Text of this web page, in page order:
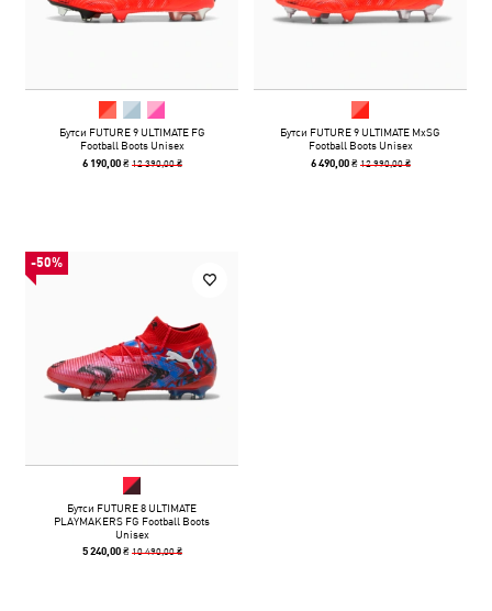
Бутси FUTURE 9 ULTIMATE FG
Football Boots Unisex
6 190,00 ₴ 12 390,00 ₴
Бутси FUTURE 9 ULTIMATE MxSG
Football Boots Unisex
6 490,00 ₴ 12 990,00 ₴
-50%
Бутси FUTURE 8 ULTIMATE
PLAYMAKERS FG Football Boots
Unisex
5 240,00 ₴ 10 490,00 ₴